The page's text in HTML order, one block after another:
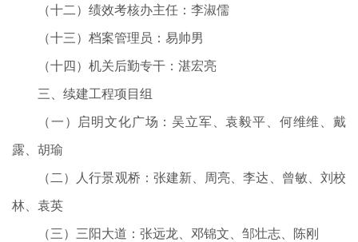
（十二）绩效考核办主任：李淑儒
（十三）档案管理员：易帅男
（十四）机关后勤专干：湛宏亮
三、续建工程项目组
（一）启明文化广场：吴立军、袁毅平、何维维、戴
露、胡瑜
（二）人行景观桥：张建新、周亮、李达、曾敏、刘校
林、袁英
（三）三阳大道：张远龙、邓锦文、邹壮志、陈刚